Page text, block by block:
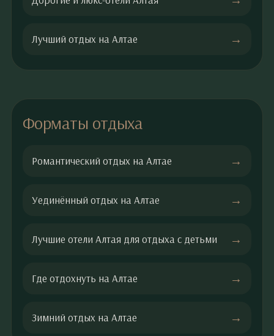
Лучший отдых на Алтае
Форматы отдыха
Романтический отдых на Алтае
Уединённый отдых на Алтае
Лучшие отели Алтая для отдыха с детьми
Где отдохнуть на Алтае
Зимний отдых на Алтае